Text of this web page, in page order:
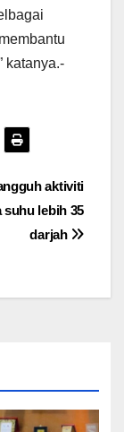
katanya.-
aktiviti
suhu lebih 35
darjah